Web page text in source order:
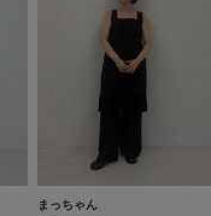
まっちゃん